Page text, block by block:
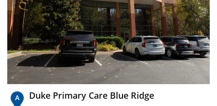
Duke Primary Care Blue Ridge